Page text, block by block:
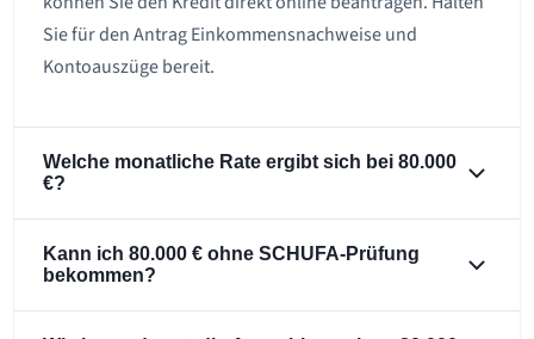
Sie für den Antrag Einkommensnachweise und
Kontoauszüge bereit.
Welche monatliche Rate ergibt sich bei 80.000
€?
Kann ich 80.000 € ohne SCHUFA-Prüfung
bekommen?